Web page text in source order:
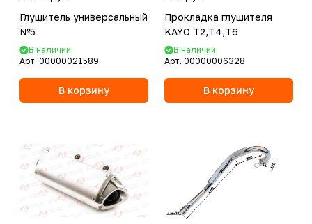
Глушитель универсальный
№5
В наличии
Арт. 00000021589
В корзину
Прокладка глушителя
KAYO Т2,Т4,Т6
В наличии
Арт. 00000006328
В корзину